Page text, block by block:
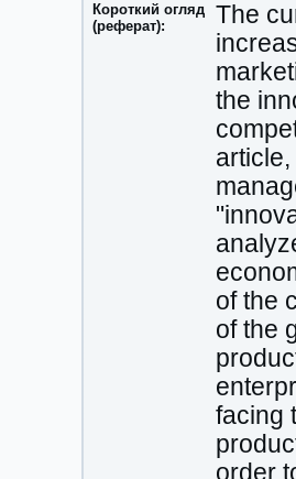
Короткий огляд
(реферат):
The
the
of the
of the
facing
order